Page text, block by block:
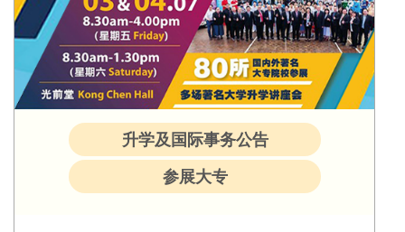
升学及国际事务公告
参展大专